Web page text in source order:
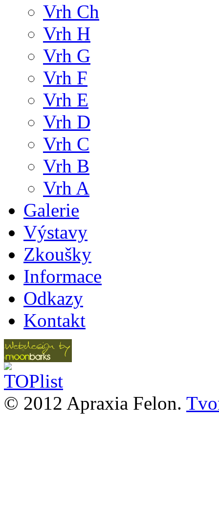
Vrh Ch
Vrh H
Vrh G
Vrh F
Vrh E
Vrh D
Vrh C
Vrh B
Vrh A
Galerie
Výstavy
Zkoušky
Informace
Odkazy
Kontakt
© 2012 Apraxia Felon.